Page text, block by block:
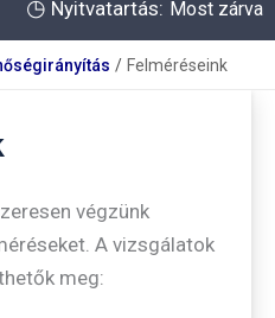
◷ Nyitvatartás: Most zárva
Felméréseink
végzünk
A vizsgálatok
meg: